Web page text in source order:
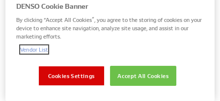
Конденсор, розміщений спереду автомобіля,
забезпечує відведення тепла в атмосферу. За
рахунок випуску теплого повітря у більш
прохолодне атмосферне повітря холодоагент
переходить із газоподібного стану в рідкий.
Конденсор, який здатен витримувати високі
значення внутрішнього тиску, подає рідкий
DENSO Cookie Banner
By clicking “Accept All Cookies”, you agree to the storing of cookies on your
device to enhance site navigation, analyze site usage, and assist in our
marketing efforts.
Vendor List
Accept All Cookies
Cookies Settings